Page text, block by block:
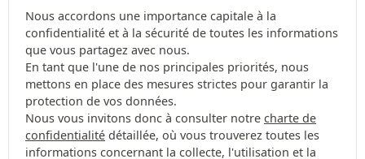
Nous accordons une importance capitale à la
confidentialité et à la sécurité de toutes les informations
que vous partagez avec nous.
En tant que l'une de nos principales priorités, nous
mettons en place des mesures strictes pour garantir la
protection de vos données.
Nous vous invitons donc à consulter notre charte de
confidentialité détaillée, où vous trouverez toutes les
informations concernant la collecte, l'utilisation et la